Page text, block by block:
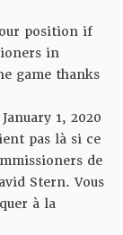
position if
in
game thanks
January 1, 2020
pas là si ce
de
Stern. Vous
à la